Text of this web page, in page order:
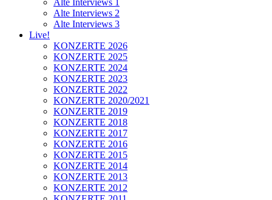
Alte Interviews 1
Alte Interviews 2
Alte Interviews 3
Live!
KONZERTE 2026
KONZERTE 2025
KONZERTE 2024
KONZERTE 2023
KONZERTE 2022
KONZERTE 2020/2021
KONZERTE 2019
KONZERTE 2018
KONZERTE 2017
KONZERTE 2016
KONZERTE 2015
KONZERTE 2014
KONZERTE 2013
KONZERTE 2012